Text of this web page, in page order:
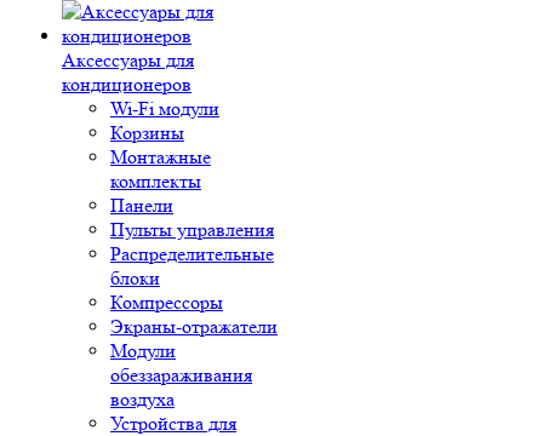
Аксессуары для
кондиционеров
Wi-Fi модули
Корзины
Монтажные
комплекты
Панели
Пульты управления
Распределительные
блоки
Компрессоры
Экраны-отражатели
Модули
обеззараживания
воздуха
Устройства для